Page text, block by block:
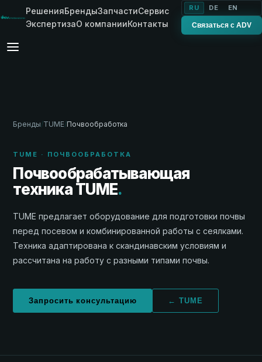
РешенияБрендыЗапчастиСервис
ЭкспертизаО компанииКонтакты
RU DE EN
Связаться с ADV
Бренды/TUME/Почвообработка
TUME · ПОЧВООБРАБОТКА
Почвообрабатывающая
техника TUME.
TUME предлагает оборудование для подготовки почвы
перед посевом и комбинированной работы с сеялками.
Техника адаптирована к скандинавским условиям и
рассчитана на работу с разными типами почвы.
Запросить консультацию ← TUME